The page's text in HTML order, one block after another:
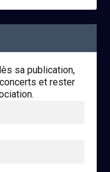
sa publication,
et rester